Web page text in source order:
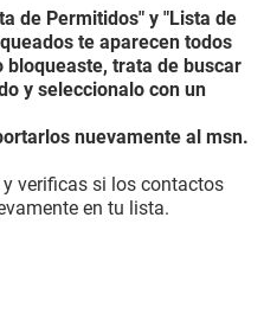
de Permitidos" y "Lista de
te aparecen todos
trata de buscar
y seleccionalo con un
nuevamente al msn.
verificas si los contactos
en tu lista.